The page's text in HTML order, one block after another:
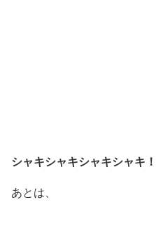
シャキシャキシャキシャキ！
あとは、